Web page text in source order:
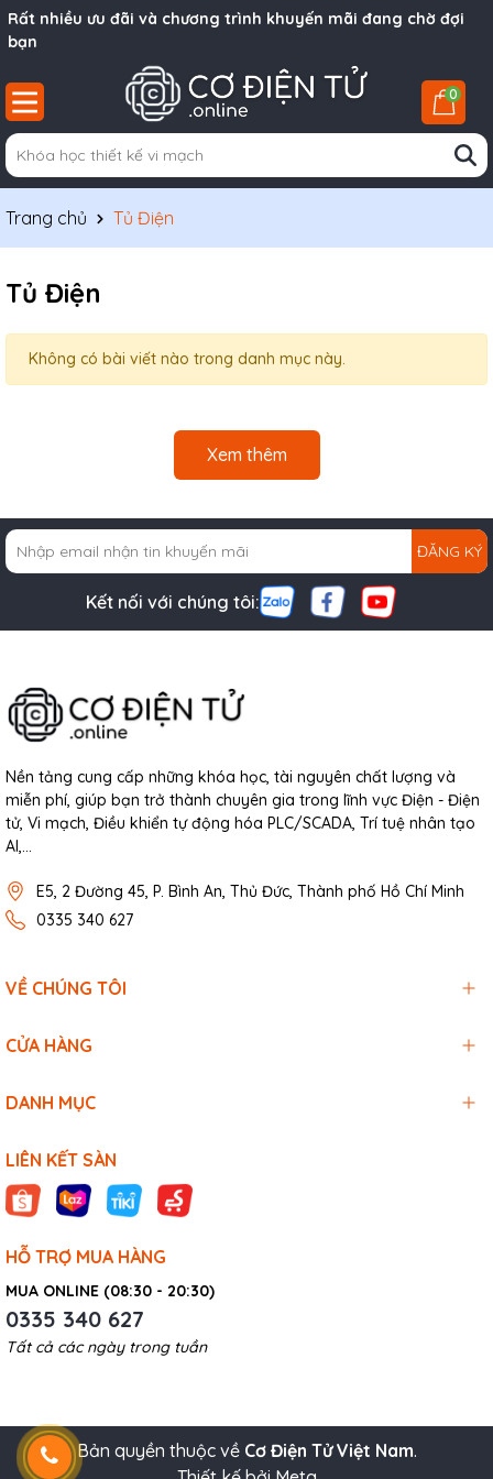
Rất nhiều ưu đãi và chương trình khuyến mãi đang chờ đợi
bạn
0
Trang chủ Tủ Điện
Tủ Điện
Không có bài viết nào trong danh mục này.
Xem thêm
ĐĂNG KÝ
Kết nối với chúng tôi:
Nền tảng cung cấp những khóa học, tài nguyên chất lượng và
miễn phí, giúp bạn trở thành chuyên gia trong lĩnh vực Điện - Điện
tử, Vi mạch, Điều khiển tự động hóa PLC/SCADA, Trí tuệ nhân tạo
AI,...
E5, 2 Đường 45, P. Bình An, Thủ Đức, Thành phố Hồ Chí Minh
0335 340 627
VỀ CHÚNG TÔI
CỬA HÀNG
DANH MỤC
LIÊN KẾT SÀN
HỖ TRỢ MUA HÀNG
MUA ONLINE (08:30 - 20:30)
0335 340 627
Tất cả các ngày trong tuần
Bản quyền thuộc về Cơ Điện Tử Việt Nam.